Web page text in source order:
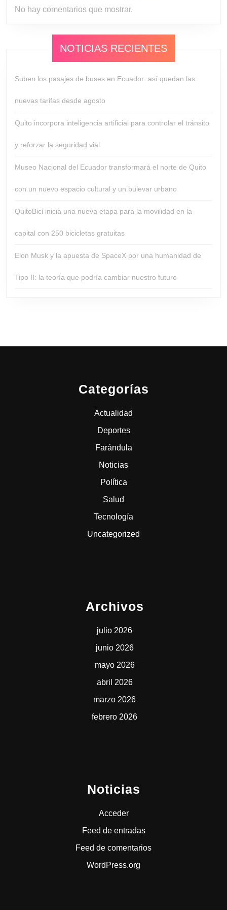
No hay comentarios que mostrar.
NOTICIAS RECIENTES
Suben los pasajes de buses en Ecuador: así quedan las
nuevas tarifas desde agosto
Quito incorpora inteligencia artificial para controlar el tránsito
y reforzar la seguridad vial
Museo Nacional del Ecuador transformará el norte de Quito
con un nuevo espacio cultural y un bulevar urbano
QuitoBici inicia una nueva etapa para la movilidad en la
capital con 250 bicicletas gratuitas
Elon Musk y la apuesta de SpaceX por una humanidad de
Tipo II: la teoría que podría cambiar nuestro futuro
Categorías
Actualidad
Deportes
Farándula
Noticias
Política
Salud
Tecnología
Uncategorized
Archivos
julio 2026
junio 2026
mayo 2026
abril 2026
marzo 2026
febrero 2026
Noticias
Acceder
Feed de entradas
Feed de comentarios
WordPress.org